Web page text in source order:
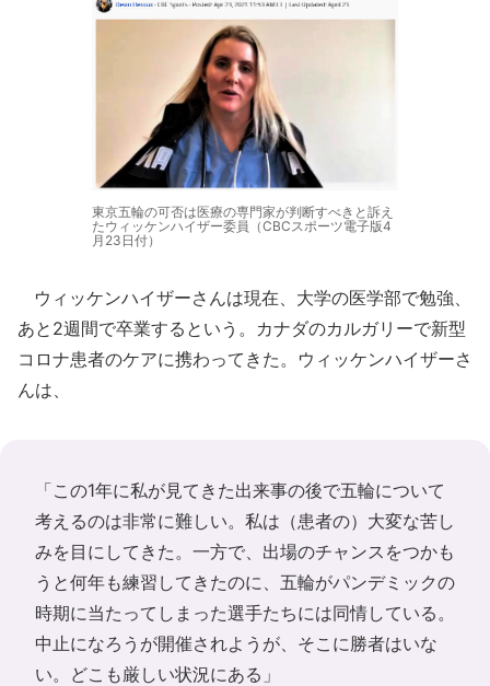
東京五輪の可否は医療の専門家が判断すべきと訴え
たウィッケンハイザー委員（CBCスポーツ電子版4
月23日付）
ウィッケンハイザーさんは現在、大学の医学部で勉強、
あと2週間で卒業するという。カナダのカルガリーで新型
コロナ患者のケアに携わってきた。ウィッケンハイザーさ
んは、
「この1年に私が見てきた出来事の後で五輪について
考えるのは非常に難しい。私は（患者の）大変な苦し
みを目にしてきた。一方で、出場のチャンスをつかも
うと何年も練習してきたのに、五輪がパンデミックの
時期に当たってしまった選手たちには同情している。
中止になろうが開催されようが、そこに勝者はいな
い。どこも厳しい状況にある」